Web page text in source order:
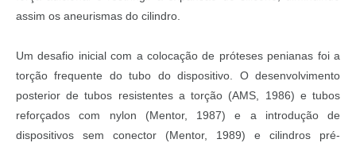
assim os aneurismas do cilindro.
Um desafio inicial com a colocação de próteses penianas foi a
torção frequente do tubo do dispositivo. O desenvolvimento
posterior de tubos resistentes a torção (AMS, 1986) e tubos
reforçados com nylon (Mentor, 1987) e a introdução de
dispositivos sem conector (Mentor, 1989) e cilindros pré-